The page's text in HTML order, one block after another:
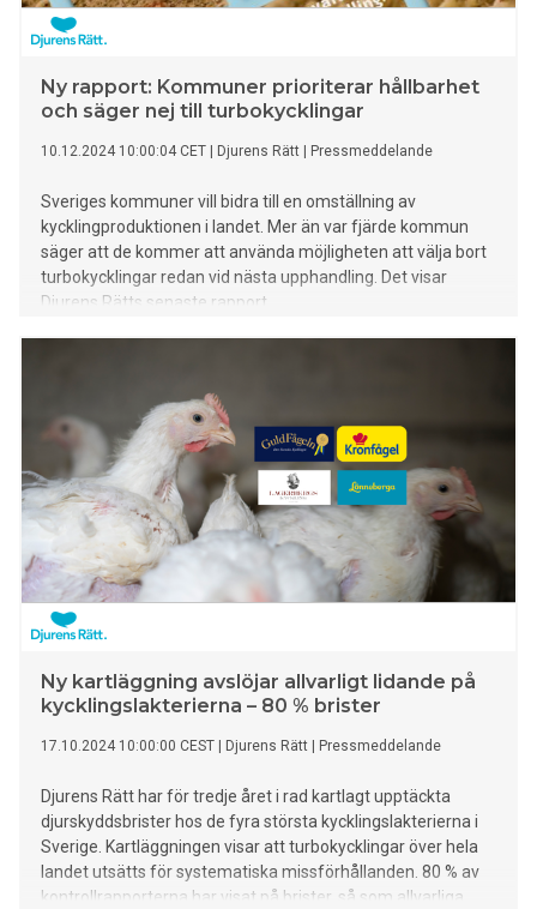
Ny rapport: Kommuner prioriterar hållbarhet
och säger nej till turbokycklingar
10.12.2024 10:00:04 CET Djurens Rätt Pressmeddelande
Sveriges kommuner vill bidra till en omställning av
kycklingproduktionen i landet. Mer än var fjärde kommun
säger att de kommer att använda möjligheten att välja bort
turbokycklingar redan vid nästa upphandling. Det visar
Djurens Rätts senaste rapport.
Ny kartläggning avslöjar allvarligt lidande på
kycklingslakterierna – 80 % brister
17.10.2024 10:00:00 CEST Djurens Rätt Pressmeddelande
Djurens Rätt har för tredje året i rad kartlagt upptäckta
djurskyddsbrister hos de fyra största kycklingslakterierna i
Sverige. Kartläggningen visar att turbokycklingar över hela
landet utsätts för systematiska missförhållanden. 80 % av
kontrollrapporterna har visat på brister, så som allvarliga